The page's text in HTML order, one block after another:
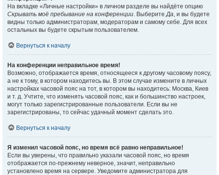
На вкладке «Личные настройки» в личном разделе вы найдёте опцию
Скрывать моё пребывание на конференции. ВыберитеДа, и вы будете
видны только администраторам, модераторам и самому себе. Для всех
остальных вы будете скрытым пользователем.
Вернуться к началу
На конференции неправильное время!
Возможно, отображается время, относящееся к другому часовому поясу,
а не к тому, в котором находитесь вы. В этом случае измените в личных
настройках часовой пояс на тот, в котором вы находитесь: Москва, Киев
и т. д. Учтите, что изменять часовой пояс, как и большинство настроек,
могут только зарегистрированные пользователи. Если вы не
зарегистрированы, то сейчас удачный момент сделать это.
Вернуться к началу
Я изменил часовой пояс, но время всё равно неправильное!
Если вы уверены, что правильно указали часовой пояс, но время
отображается по-прежнему неверное, значит, неправильно
установлено время на сервере. Уведомите администратора для